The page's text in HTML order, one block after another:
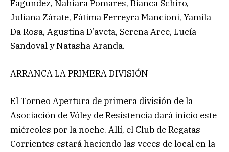
Fagundez, Nahiara Pomares, Bianca Schiro,
Juliana Zárate, Fátima Ferreyra Mancioni, Yamila
Da Rosa, Agustina D’aveta, Serena Arce, Lucía
Sandoval y Natasha Aranda.
ARRANCA LA PRIMERA DIVISIÓN
El Torneo Apertura de primera división de la
Asociación de Vóley de Resistencia dará inicio este
miércoles por la noche. Allí, el Club de Regatas
Corrientes estará haciendo las veces de local en la